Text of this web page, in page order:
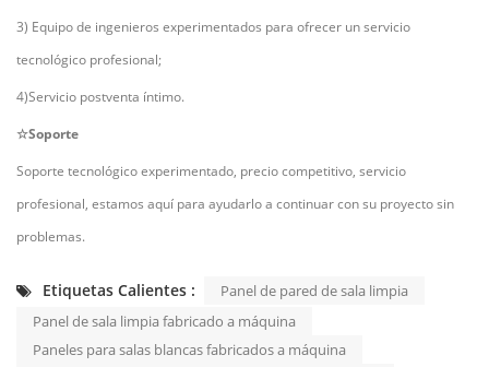
3) Equipo de ingenieros experimentados para ofrecer un servicio
tecnológico profesional;
4)Servicio postventa íntimo.
☆Soporte
Soporte tecnológico experimentado, precio competitivo, servicio
profesional, estamos aquí para ayudarlo a continuar con su proyecto sin
problemas.
Etiquetas Calientes :
Panel de pared de sala limpia
Panel de sala limpia fabricado a máquina
Paneles para salas blancas fabricados a máquina